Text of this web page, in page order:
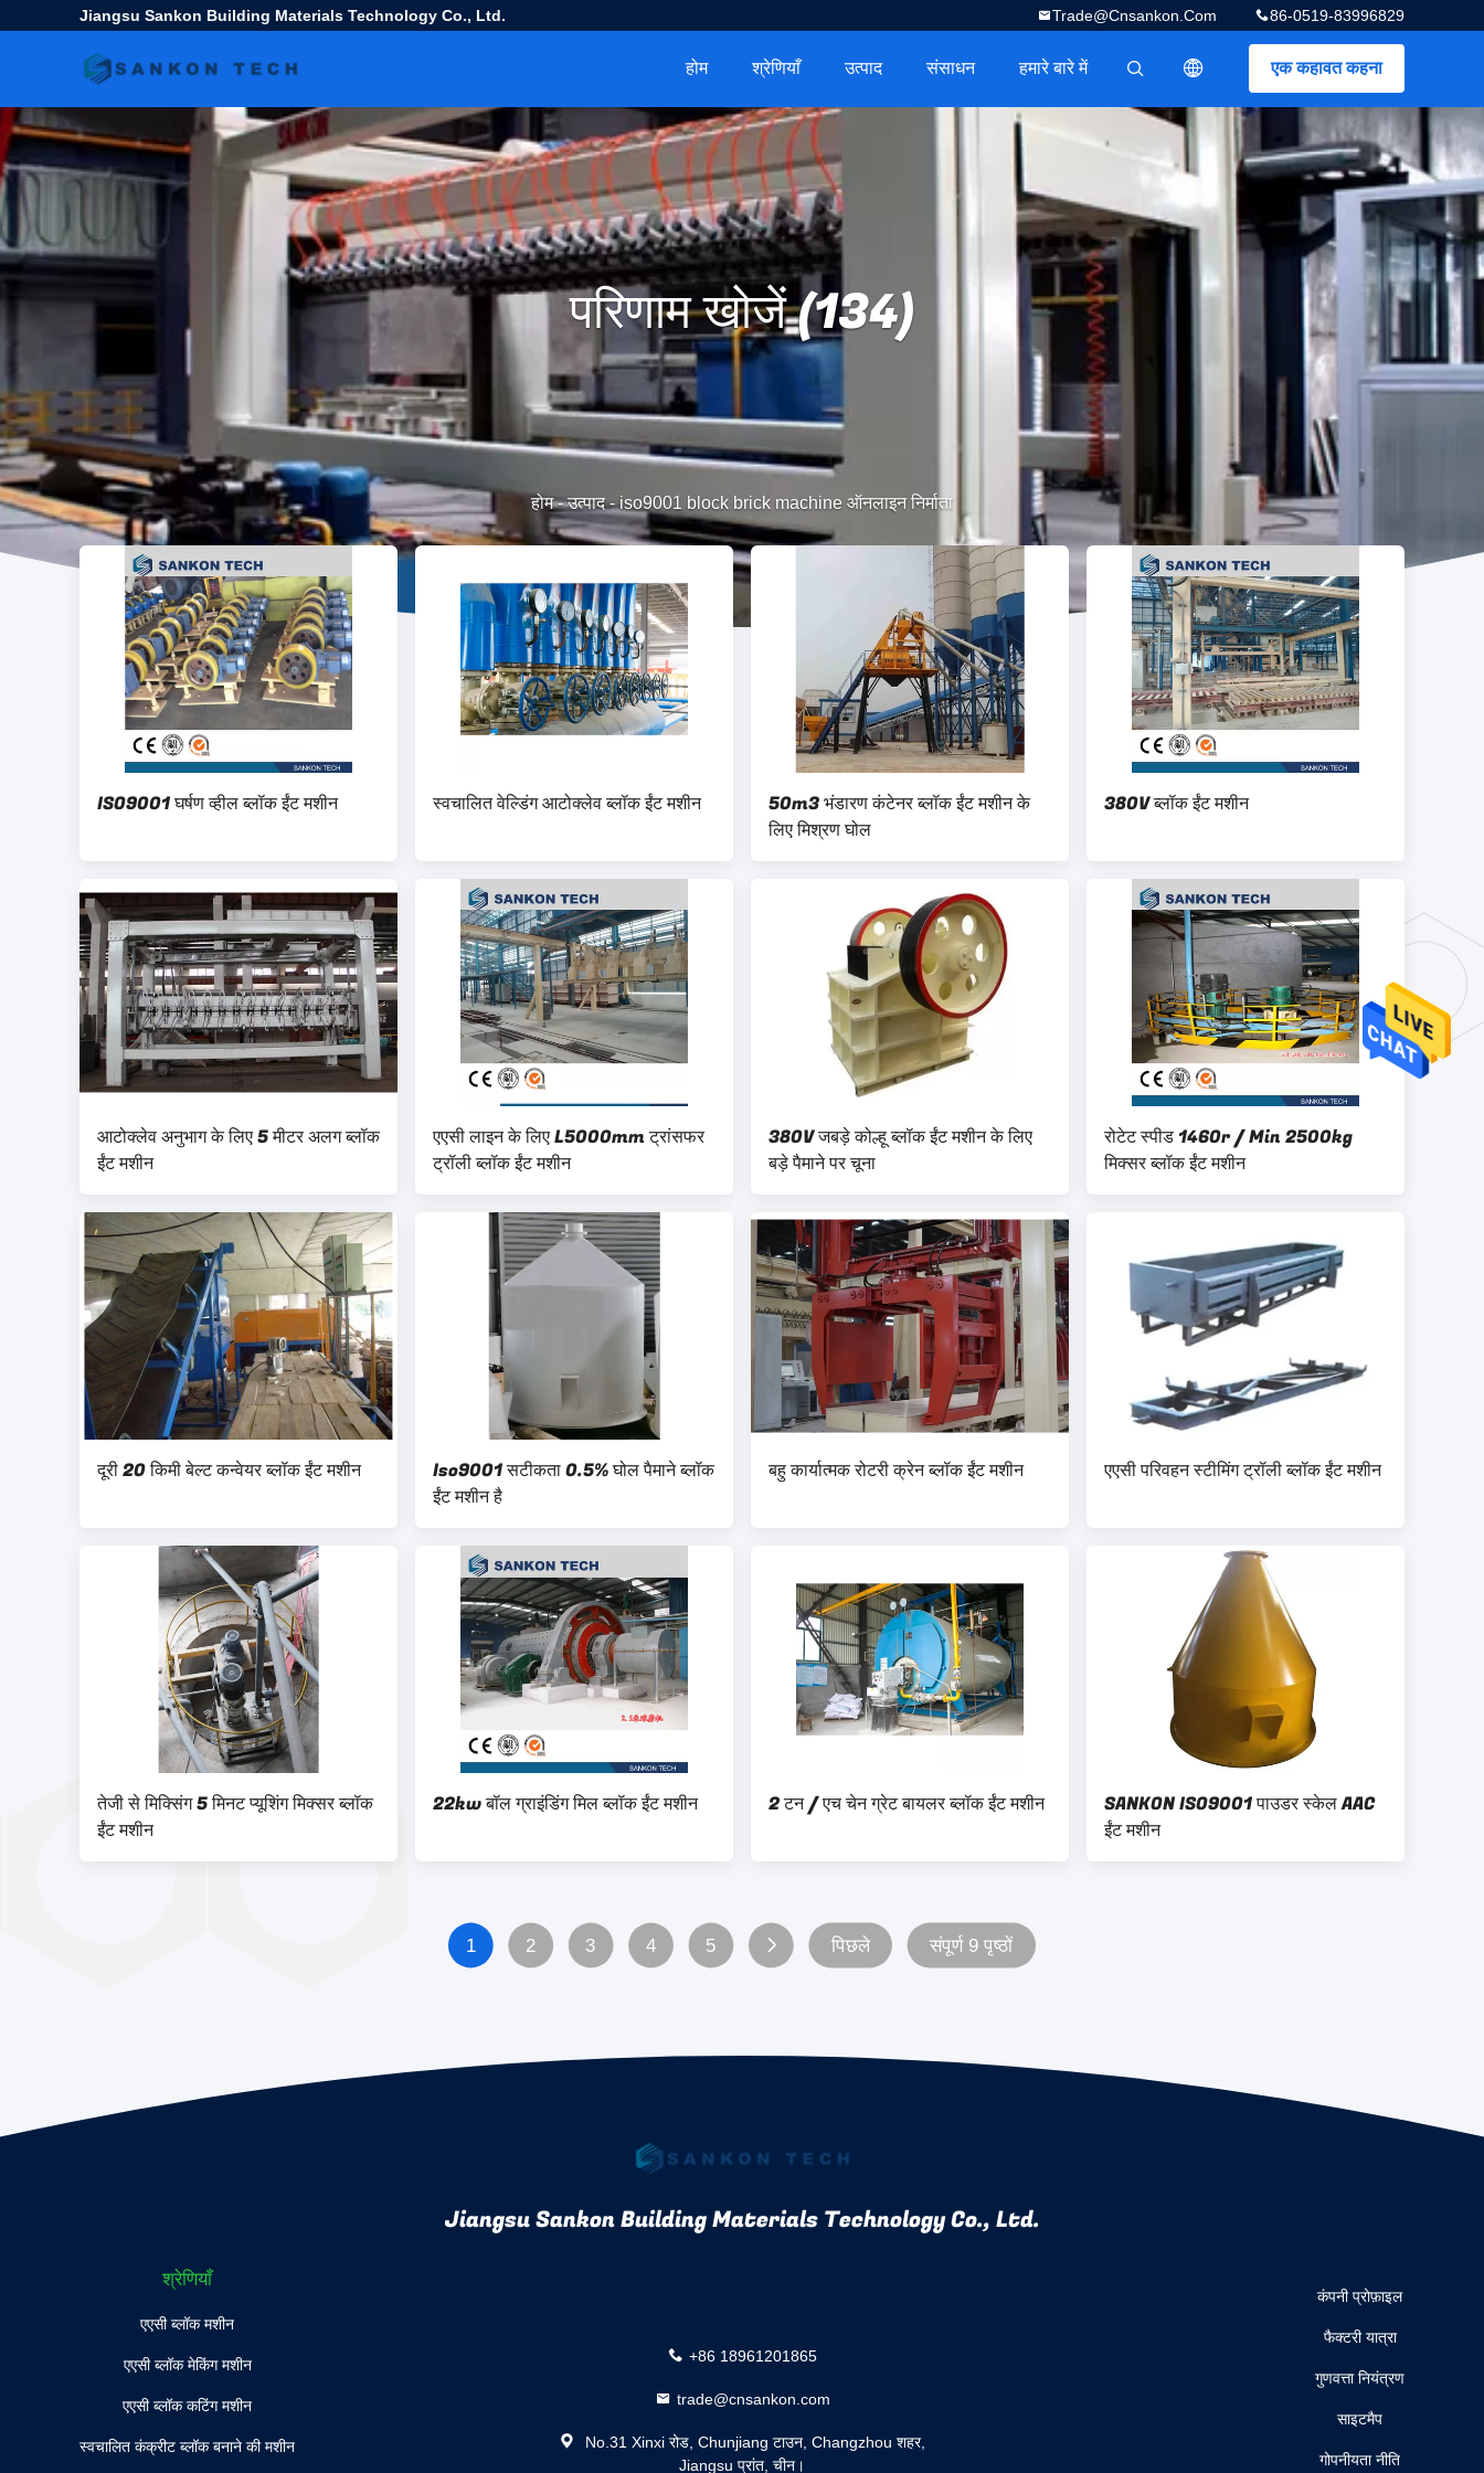
Jiangsu Sankon Building Materials Technology Co., Ltd. 86-0519-83996829
Trade@cnsankon.com
एक कहावत कहना
描述
होम श्रेणियाँ उत्पाद संसाधन हमारे बारे में
परिणाम खोजें (134)
होम-उत्पाद-iso9001 block brick machine ऑनलाइन निर्माता
ISO9001 घर्षण व्हील ब्लॉक ईंट मशीन स्वचालित वेल्डिंग आटोक्लेव ब्लॉक ईंट मशीन
50m3 भंडारण कंटेनर ब्लॉक ईंट मशीन के
लिए मिश्रण घोल
380V ब्लॉक ईंट मशीन
आटोक्लेव अनुभाग के लिए 5 मीटर अलग ब्लॉक
ईंट मशीन
एएसी लाइन के लिए L5000mm ट्रांसफर
ट्रॉली ब्लॉक ईंट मशीन
380V जबड़े कोल्हू ब्लॉक ईंट मशीन के लिए
बड़े पैमाने पर चूना
रोटेट स्पीड 1460r / Min 2500kg
मिक्सर ब्लॉक ईंट मशीन
दूरी 20 किमी बेल्ट कन्वेयर ब्लॉक ईंट मशीन
Iso9001 सटीकता 0.5% घोल पैमाने ब्लॉक
ईंट मशीन है
बहु कार्यात्मक रोटरी क्रेन ब्लॉक ईंट मशीन एएसी परिवहन स्टीमिंग ट्रॉली ब्लॉक ईंट मशीन
तेजी से मिक्सिंग 5 मिनट प्यूशिंग मिक्सर ब्लॉक
ईंट मशीन
22kw बॉल ग्राइंडिंग मिल ब्लॉक ईंट मशीन 2 टन / एच चेन ग्रेट बायलर ब्लॉक ईंट मशीन
SANKON ISO9001 पाउडर स्केल AAC
ईंट मशीन
1 2 3 4 5 पिछले संपूर्ण 9 पृष्ठों
Jiangsu Sankon Building Materials Technology Co., Ltd.
श्रेणियाँ
एएसी ब्लॉक मशीन
एएसी ब्लॉक मेकिंग मशीन
एएसी ब्लॉक कटिंग मशीन
स्वचालित कंक्रीट ब्लॉक बनाने की मशीन
+86 18961201865
trade@cnsankon.com
No.31 Xinxi रोड, Chunjiang टाउन, Changzhou शहर,
Jiangsu प्रांत, चीन।
कंपनी प्रोफ़ाइल
फैक्टरी यात्रा
गुणवत्ता नियंत्रण
साइटमैप
गोपनीयता नीति